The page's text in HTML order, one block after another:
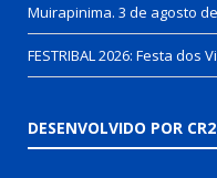
Muirapinima. 3 de agosto
FESTRIBAL 2026: Festa dos
DESENVOLVIDO POR CR2